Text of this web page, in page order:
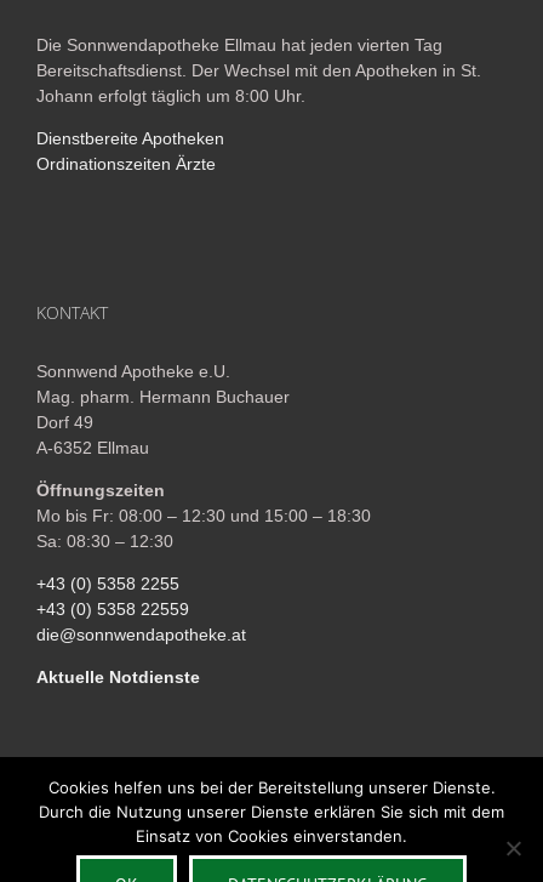
Die Sonnwendapotheke Ellmau hat jeden vierten Tag
Bereitschaftsdienst. Der Wechsel mit den Apotheken in St.
Johann erfolgt täglich um 8:00 Uhr.
Dienstbereite Apotheken
Ordinationszeiten Ärzte
KONTAKT
Sonnwend Apotheke e.U.
Mag. pharm. Hermann Buchauer
Dorf 49
A-6352 Ellmau
Öffnungszeiten
Mo bis Fr: 08:00 – 12:30 und 15:00 – 18:30
Sa: 08:30 – 12:30
+43 (0) 5358 2255
+43 (0) 5358 22559
die@sonnwendapotheke.at
Aktuelle Notdienste
Copyright © 2018 Sonnwend Apotheke Ellmau | All Rights Reserved |
Impressum| Powered by
Cookies helfen uns bei der Bereitstellung unserer Dienste.
Durch die Nutzung unserer Dienste erklären Sie sich mit dem
Einsatz von Cookies einverstanden.